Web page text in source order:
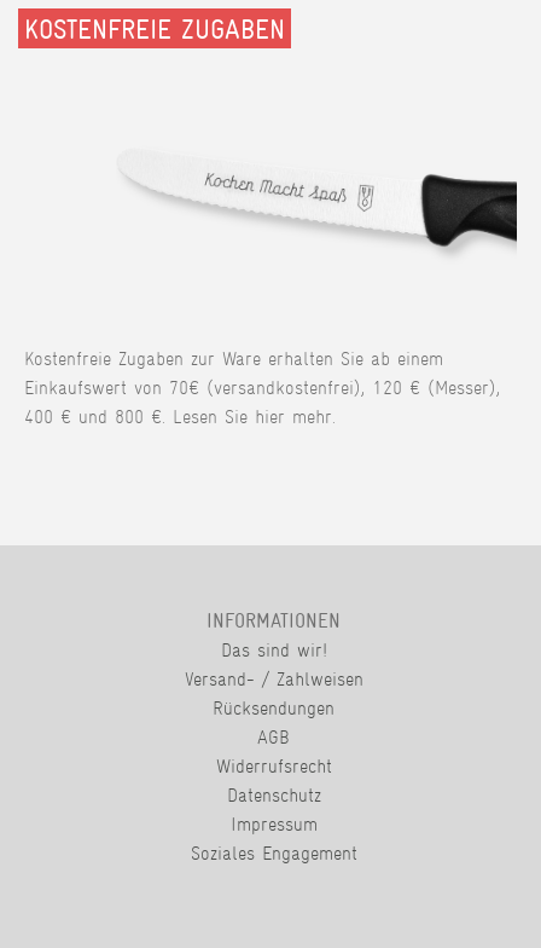
KOSTENFREIE ZUGABEN
Kostenfreie Zugaben zur Ware erhalten Sie ab einem
Einkaufswert von 70€ (versandkostenfrei), 120 € (Messer),
400 € und 800 €. Lesen Sie hier mehr.
INFORMATIONEN
Das sind wir!
Versand- / Zahlweisen
Rücksendungen
AGB
Widerrufsrecht
Datenschutz
Impressum
Soziales Engagement